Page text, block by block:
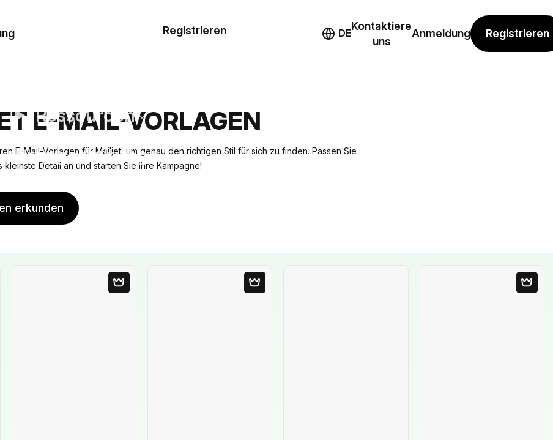
Ressourcen
Preisgestaltung
Registrieren DE
Kontaktiere
uns
Anmeldung Registrieren
E-MAIL-VORLAGEN
E-Mail-Vorlagen für Mailjet, um genau den richtigen Stil für sich zu finden. Passen Sie
kleinste Detail an und starten Sie Ihre Kampagne!
erkunden